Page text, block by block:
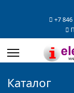
+7
Каталог